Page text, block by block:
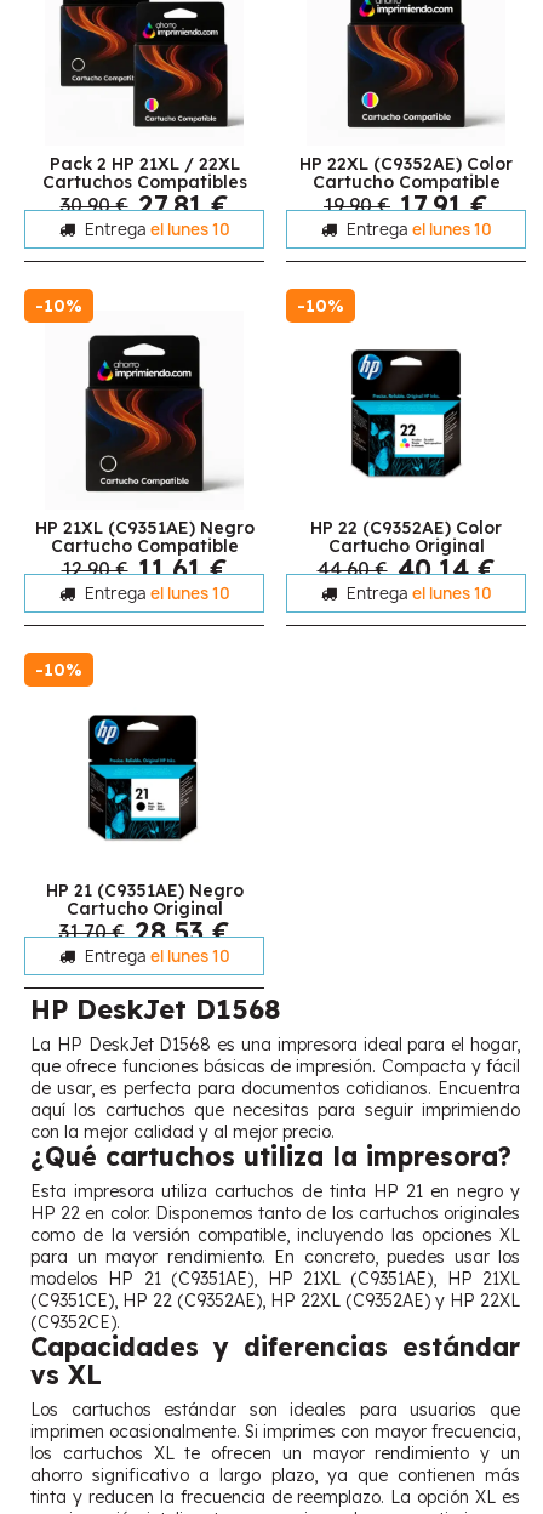
Pack 2 HP 21XL / 22XL
Cartuchos Compatibles
30,90 € 27,81 €
Entrega el lunes 10
HP 22XL (C9352AE) Color
Cartucho Compatible
19,90 € 17,91 €
Entrega el lunes 10
-10%
HP 21XL (C9351AE) Negro
Cartucho Compatible
12,90 € 11,61 €
Entrega el lunes 10
-10%
HP 22 (C9352AE) Color
Cartucho Original
44,60 € 40,14 €
Entrega el lunes 10
-10%
HP 21 (C9351AE) Negro
Cartucho Original
31,70 € 28,53 €
Entrega el lunes 10
HP DeskJet D1568
La HP DeskJet D1568 es una impresora ideal para el hogar,
que ofrece funciones básicas de impresión. Compacta y fácil
de usar, es perfecta para documentos cotidianos. Encuentra
aquí los cartuchos que necesitas para seguir imprimiendo
con la mejor calidad y al mejor precio.
¿Qué cartuchos utiliza la impresora?
Esta impresora utiliza cartuchos de tinta HP 21 en negro y
HP 22 en color. Disponemos tanto de los cartuchos originales
como de la versión compatible, incluyendo las opciones XL
para un mayor rendimiento. En concreto, puedes usar los
modelos HP 21 (C9351AE), HP 21XL (C9351AE), HP 21XL
(C9351CE), HP 22 (C9352AE), HP 22XL (C9352AE) y HP 22XL
(C9352CE).
Capacidades y diferencias estándar
vs XL
Los cartuchos estándar son ideales para usuarios que
imprimen ocasionalmente. Si imprimes con mayor frecuencia,
los cartuchos XL te ofrecen un mayor rendimiento y un
ahorro significativo a largo plazo, ya que contienen más
tinta y reducen la frecuencia de reemplazo. La opción XL es